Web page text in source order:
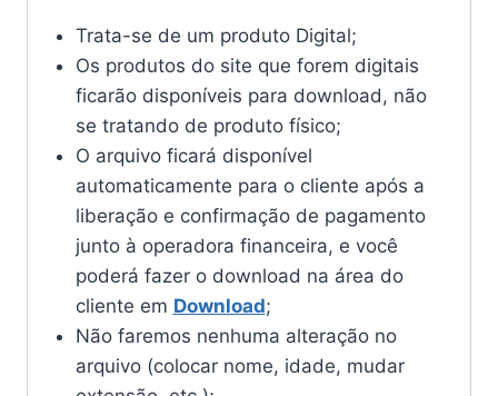
Trata-se de um produto Digital;
Os produtos do site que forem digitais
ficarão disponíveis para download, não
se tratando de produto físico;
O arquivo ficará disponível
automaticamente para o cliente após a
liberação e confirmação de pagamento
junto à operadora financeira, e você
poderá fazer o download na área do
cliente em Download;
Não faremos nenhuma alteração no
arquivo (colocar nome, idade, mudar